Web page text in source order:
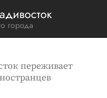
города
переживает